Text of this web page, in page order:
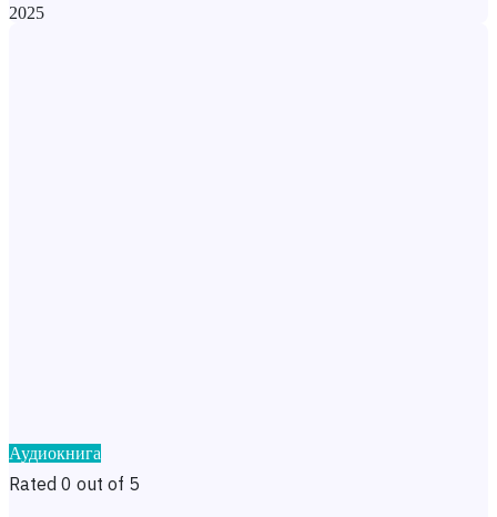
2025
Аудиокнига
Rated 0 out of 5